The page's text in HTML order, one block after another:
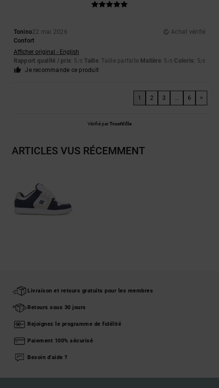
Tonino22 mai 2026
Achat vérifié
Confort
Afficher original - English
Rapport qualité / prix: 5 /5 Taille: Taille parfaite Matière: 5 /5 Coloris: 5/5
Je recommande ce produit
1 2 3 ... 6 >
Vérifié parTrustVille
ARTICLES VUS RÉCEMMENT
Livraison et retours gratuits pour les membres
Retours sous 30 jours
Rejoignez le programme de fidélité
Paiement 100% sécurisé
Besoin d'aide ?